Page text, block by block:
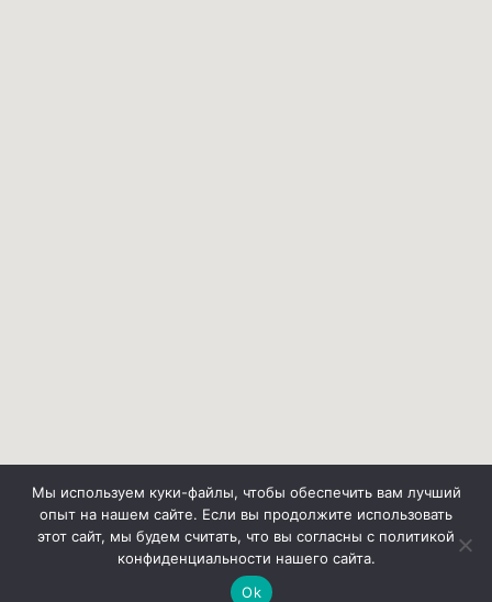
Мы используем куки-файлы, чтобы обеспечить вам лучший
опыт на нашем сайте. Если вы продолжите использовать
этот сайт, мы будем считать, что вы согласны с политикой
конфиденциальности нашего сайта.
Ok